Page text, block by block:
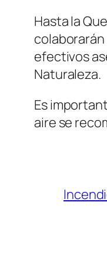
Hasta la
efectivos
Naturaleza.
Es
aire se